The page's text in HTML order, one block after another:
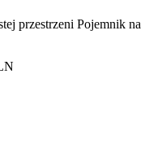
przestrzeni Pojemnik na